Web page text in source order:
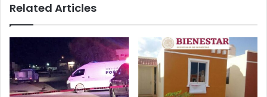
Related Articles